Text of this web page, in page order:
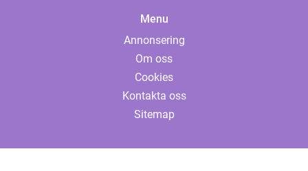
Menu
Annonsering
Om oss
Cookies
Kontakta oss
Sitemap